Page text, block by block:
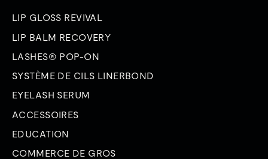
LIP GLOSS REVIVAL
LIP BALM RECOVERY
LASHES® POP-ON
SYSTÈME DE CILS LINERBOND
EYELASH SERUM
ACCESSOIRES
EDUCATION
COMMERCE DE GROS